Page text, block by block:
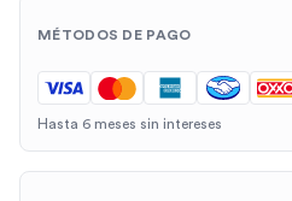
MÉTODOS DE PAGO
Hasta 6 meses sin intereses